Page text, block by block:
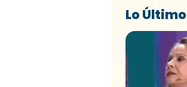
Lo Último